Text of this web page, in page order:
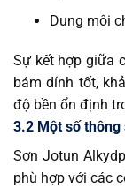
Dung môi
Sự kết hợp giữa
bám dính tốt,
độ bền ổn định
3.2 Một số thông
Sơn Jotun
phù hợp với các